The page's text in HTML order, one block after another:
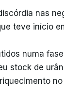
nas
teve início
numa
stock de